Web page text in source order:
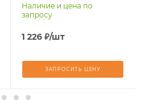
Наличие и цена по
запросу
1 226 ₽/шт
ЗАПРОСИТЬ ЦЕНУ